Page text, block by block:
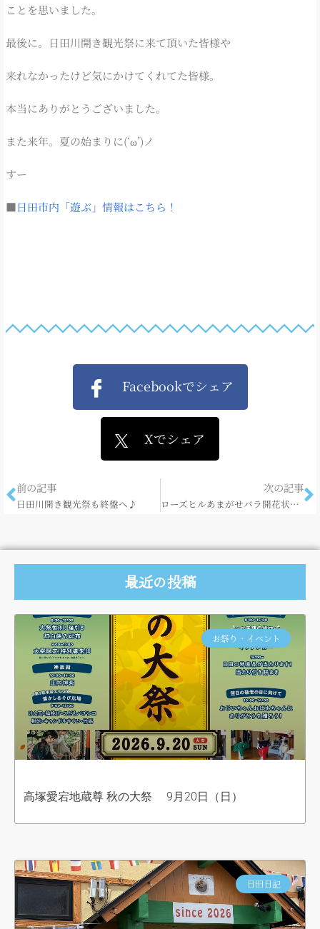
ことを思いました。
最後に。日田川開き観光祭に来て頂いた皆様や
来れなかったけど気にかけてくれてた皆様。
本当にありがとうございました。
また来年。夏の始まりに(‘ω’)ノ
すー
■日田市内「遊ぶ」情報はこちら！
Facebookでシェア
Xでシェア
前の記事
日田川開き観光祭も終盤へ♪
次の記事
ローズヒルあまがせバラ開花状況（2019.5.27）♪
最近の投稿
お祭り・イベント
高塚愛宕地蔵尊 秋の大祭 9月20日（日）
日田日記